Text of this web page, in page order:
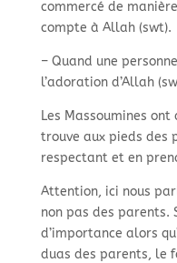
commercé de
compte à Allah (swt).
– Quand une
l’adoration d’Allah
Les Massoumines
trouve aux pieds des
respectant et en
Attention, ici nous
non pas des parents.
d’importance alors
duas des parents, le